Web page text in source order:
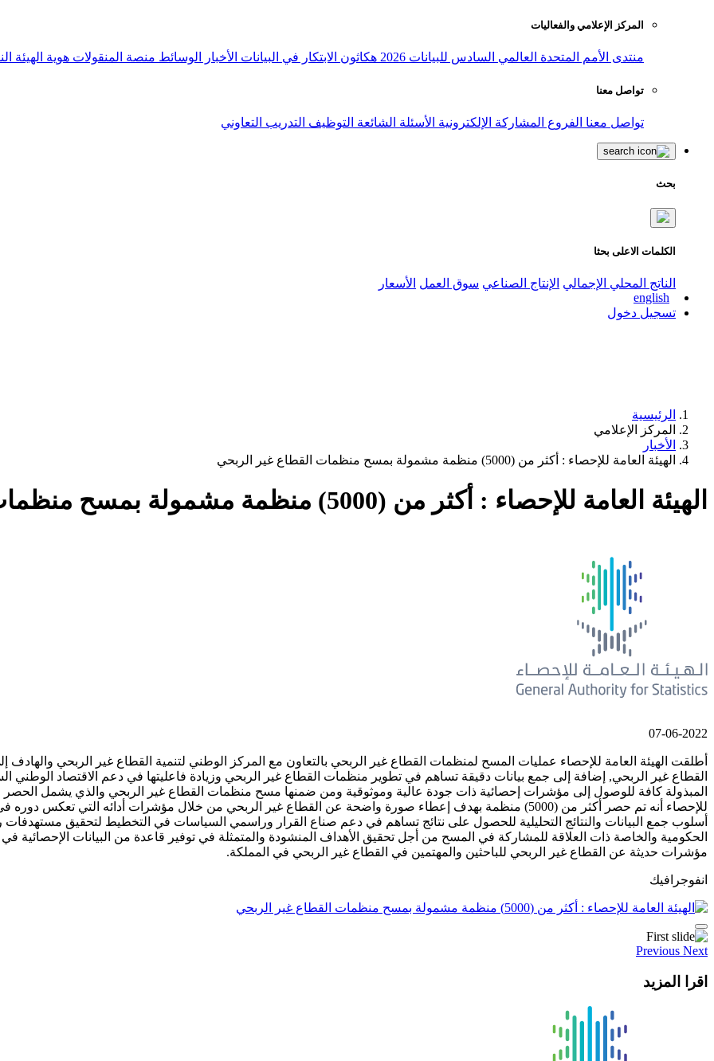
المركز الإعلامي والفعاليات
منتدى الأمم المتحدة العالمي السادس للبيانات 2026 هكاثون الابتكار في البيانات الأخبار الوسائط منصة المنقولات هوية الهيئة
تواصل معنا
تواصل معنا الفروع المشاركة الإلكترونية الأسئلة الشائعة التوظيف التدريب التعاوني
بحث
الكلمات الاعلى بحثا
الناتج المحلي الإجمالي الإنتاج الصناعي سوق العمل الأسعار
english
تسجيل دخول
الرئيسية
المركز الإعلامي
الأخبار
الهيئة العامة للإحصاء : أكثر من (5000) منظمة مشمولة بمسح منظمات القطاع غير الربحي
الهيئة العامة للإحصاء : أكثر من (5000) منظمة مشمولة بمسح منظمات القطاع غير الربحي
07-06-2022
أطلقت الهيئة العامة للإحصاء عمليات المسح لمنظمات القطاع غير الربحي بالتعاون مع المركز الوطني لتنمية القطاع غير الربحي
القطاع غير الربحي, إضافة إلى جمع بيانات دقيقة تساهم في تطوير منظمات القطاع غير الربحي وزيادة فاعليتها في دعم الاقتصاد
المبذولة كافة للوصول إلى مؤشرات إحصائية ذات جودة عالية وموثوقية ومن ضمنها مسح منظمات القطاع غير الربحي والذي يشمل
للإحصاء أنه تم حصر أكثر من (5000) منظمة بهدف إعطاء صورة واضحة عن القطاع غير الربحي من خلال مؤشرات أدائه
الحكومية والخاصة ذات العلاقة للمشاركة في المسح من أجل تحقيق الأهداف المنشودة والمتمثلة في توفير قاعدة من البيانات الإحصائية
مؤشرات حديثة عن القطاع غير الربحي للباحثين والمهتمين في القطاع غير الربحي في المملكة.
انفوجرافيك
Previous Next
اقرا المزيد